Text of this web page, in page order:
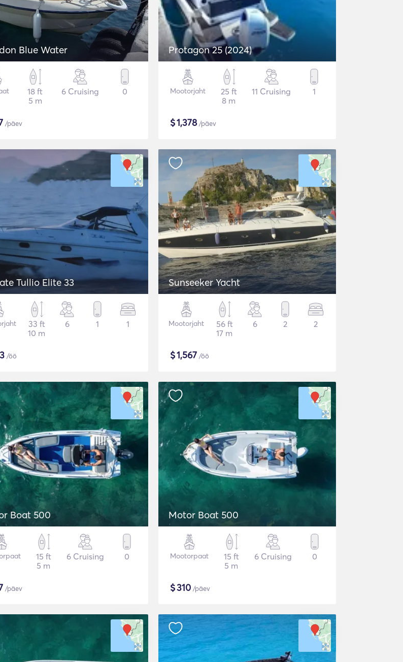
Blue Water
18 ft
5 m
6 Cruising 0
/päev
Protagon 25 (2024)
Mootorjaht
25 ft
8 m
11 Cruising 1
$1,378/päev
Tullio Elite 33
33 ft
10 m
6 1 1
/öö
Sunseeker Yacht
Mootorjaht
56 ft
17 m
6 2 2
$1,567 /öö
Boat 500
15 ft
5 m
6 Cruising 0
/päev
Motor Boat 500
Mootorpaat
15 ft
5 m
6 Cruising 0
$310 /päev